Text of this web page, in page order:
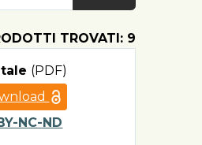
TROVATI: 9
(PDF)
NC-ND